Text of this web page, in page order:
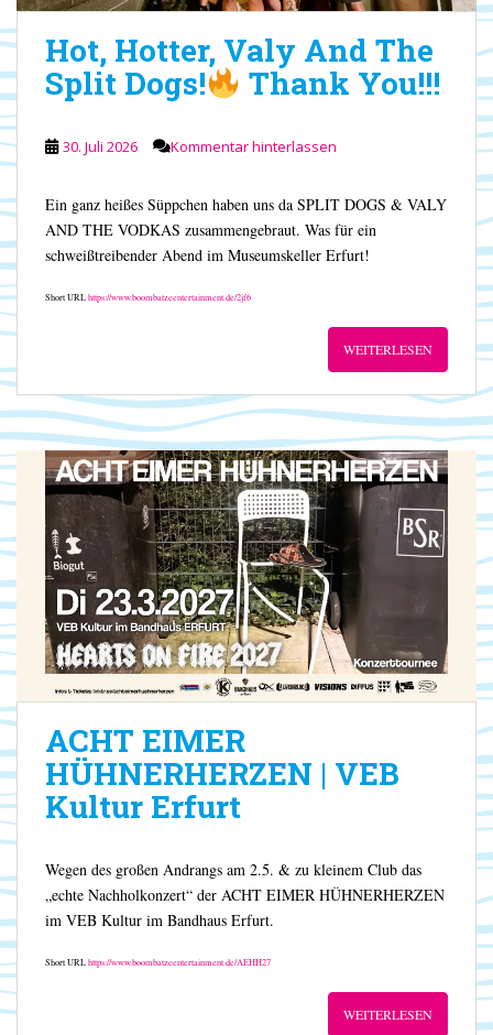
Hot, Hotter, Valy And The
Split Dogs!
Thank You!!!
30. Juli 2026 Kommentar hinterlassen
Ein ganz heißes Süppchen haben uns da SPLIT DOGS & VALY
AND THE VODKAS zusammengebraut. Was für ein
schweißtreibender Abend im Museumskeller Erfurt!
Short URLhttps://www.boombatzeentertainment.de/2jf6
WEITERLESEN
ACHT EIMER
HÜHNERHERZEN | VEB
Kultur Erfurt
Wegen des großen Andrangs am 2.5. & zu kleinem Club das
„echte Nachholkonzert“ der ACHT EIMER HÜHNERHERZEN
im VEB Kultur im Bandhaus Erfurt.
Short URLhttps://www.boombatzeentertainment.de/AEHH27
WEITERLESEN